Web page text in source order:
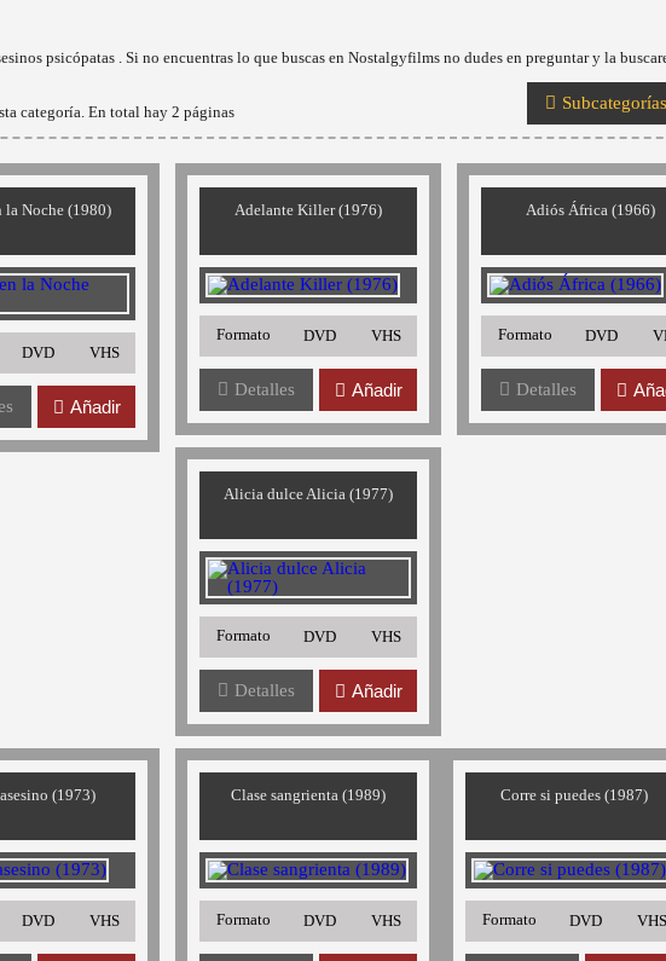
psicópatas . Si no encuentras lo que buscas en Nostalgyfilms no dudes en preguntar y la
categoría. En total hay 2 páginas
Subcategorías
la Noche (1980)
DVD VHS
Añadir
Adelante Killer (1976)
Formato DVD VHS
Detalles Añadir
Adiós África (1966)
Formato DVD
Detalles
Alicia dulce Alicia (1977)
Formato DVD VHS
Detalles Añadir
(1973)
DVD VHS
Clase sangrienta (1989)
Formato DVD VHS
Corre si puedes (1987)
Formato DVD VHS